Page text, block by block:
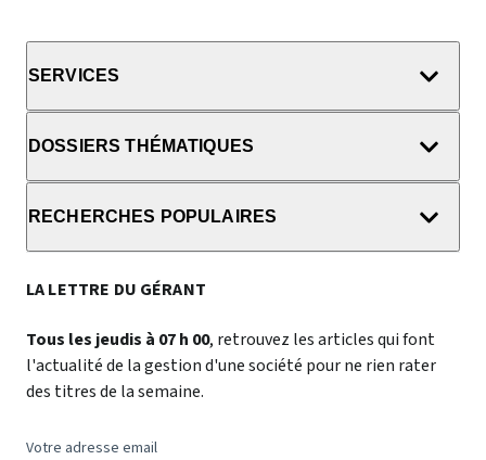
SERVICES
DOSSIERS THÉMATIQUES
RECHERCHES POPULAIRES
LA LETTRE DU GÉRANT
Tous les jeudis à 07 h 00, retrouvez les articles qui font
l'actualité de la gestion d'une société pour ne rien rater
des titres de la semaine.
Votre adresse email